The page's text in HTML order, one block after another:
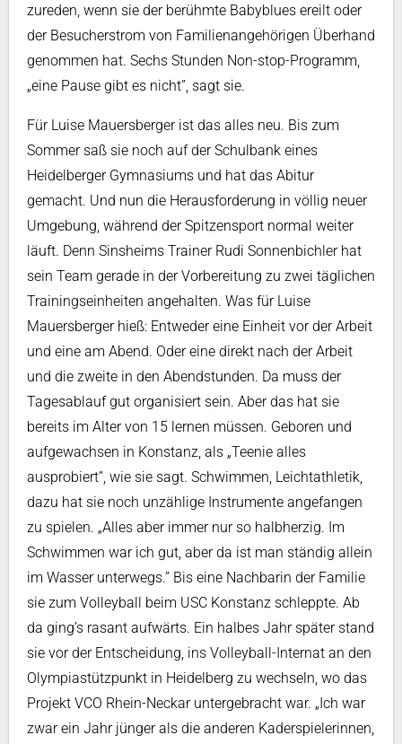
zureden, wenn sie der berühmte Babyblues ereilt oder
der Besucherstrom von Familienangehörigen Überhand
genommen hat. Sechs Stunden Non-stop-Programm,
„eine Pause gibt es nicht”, sagt sie.
Für Luise Mauersberger ist das alles neu. Bis zum
Sommer saß sie noch auf der Schulbank eines
Heidelberger Gymnasiums und hat das Abitur
gemacht. Und nun die Herausforderung in völlig neuer
Umgebung, während der Spitzensport normal weiter
läuft. Denn Sinsheims Trainer Rudi Sonnenbichler hat
sein Team gerade in der Vorbereitung zu zwei täglichen
Trainingseinheiten angehalten. Was für Luise
Mauersberger hieß: Entweder eine Einheit vor der Arbeit
und eine am Abend. Oder eine direkt nach der Arbeit
und die zweite in den Abendstunden. Da muss der
Tagesablauf gut organisiert sein. Aber das hat sie
bereits im Alter von 15 lernen müssen. Geboren und
aufgewachsen in Konstanz, als „Teenie alles
ausprobiert”, wie sie sagt. Schwimmen, Leichtathletik,
dazu hat sie noch unzählige Instrumente angefangen
zu spielen. „Alles aber immer nur so halbherzig. Im
Schwimmen war ich gut, aber da ist man ständig allein
im Wasser unterwegs.” Bis eine Nachbarin der Familie
sie zum Volleyball beim USC Konstanz schleppte. Ab
da ging’s rasant aufwärts. Ein halbes Jahr später stand
sie vor der Entscheidung, ins Volleyball-Internat an den
Olympiastützpunkt in Heidelberg zu wechseln, wo das
Projekt VCO Rhein-Neckar untergebracht war. „Ich war
zwar ein Jahr jünger als die anderen Kaderspielerinnen,